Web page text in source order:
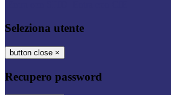
Seleziona utente
button close ×
Recupero password